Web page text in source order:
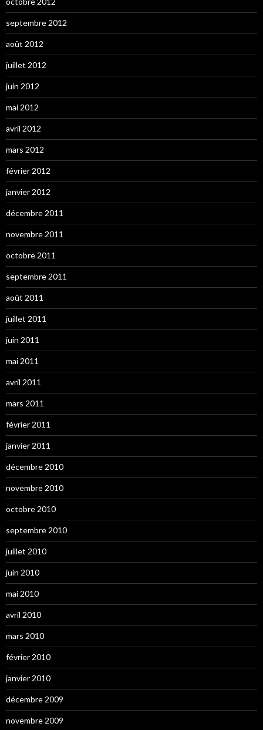
septembre 2012
août 2012
juillet 2012
juin 2012
mai 2012
avril 2012
mars 2012
février 2012
janvier 2012
décembre 2011
novembre 2011
octobre 2011
septembre 2011
août 2011
juillet 2011
juin 2011
mai 2011
avril 2011
mars 2011
février 2011
janvier 2011
décembre 2010
novembre 2010
octobre 2010
septembre 2010
juillet 2010
juin 2010
mai 2010
avril 2010
mars 2010
février 2010
janvier 2010
décembre 2009
novembre 2009